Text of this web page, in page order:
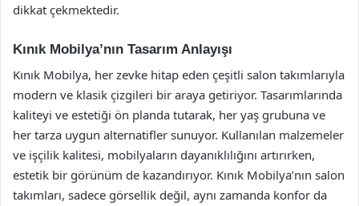
dikkat çekmektedir.
Kınık Mobilya’nın Tasarım Anlayışı
Kınık Mobilya, her zevke hitap eden çeşitli salon takımlarıyla
modern ve klasik çizgileri bir araya getiriyor. Tasarımlarında
kaliteyi ve estetiği ön planda tutarak, her yaş grubuna ve
her tarza uygun alternatifler sunuyor. Kullanılan malzemeler
ve işçilik kalitesi, mobilyaların dayanıklılığını artırırken,
estetik bir görünüm de kazandırıyor. Kınık Mobilya’nın salon
takımları, sadece görsellik değil, aynı zamanda konfor da